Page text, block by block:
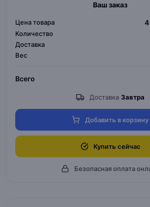
Ваш заказ
Цена товара 4
Количество
Доставка
Вес
Всего
Доставка Завтра
Добавить в корзину
Купить сейчас
Безопасная оплата